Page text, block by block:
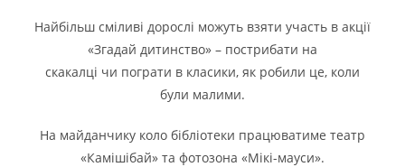
Найбільш сміливі дорослі можуть взяти участь в акції
«Згадай дитинство» – пострибати на
скакалці чи пограти в класики, як робили це, коли
були малими.
На майданчику коло бібліотеки працюватиме театр
«Камішібай» та фотозона «Мікі-мауси».